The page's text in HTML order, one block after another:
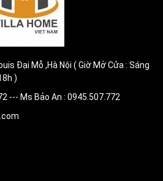
Đại Mỗ ,Hà Nội ( Giờ Mở Cửa : Sáng
)
--- Ms Bảo An : 0945.507.772